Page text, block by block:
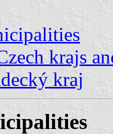
krajs
kraj